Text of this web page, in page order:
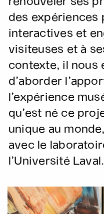
des expériences
interactives et
visiteuses et à
contexte, il nous
d’aborder
l’expérience
qu’est né ce
unique au
avec le
l’Université Laval.